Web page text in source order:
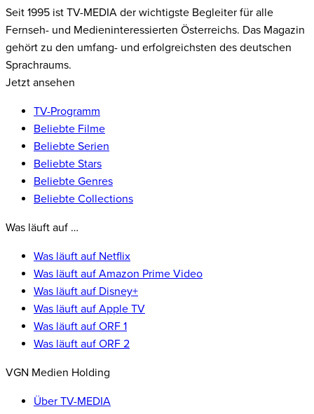
Seit 1995 ist TV-MEDIA der wichtigste Begleiter für alle
Fernseh- und Medieninteressierten Österreichs. Das Magazin
gehört zu den umfang- und erfolgreichsten des deutschen
Sprachraums.
Jetzt ansehen
TV-Programm
Beliebte Filme
Beliebte Serien
Beliebte Stars
Beliebte Genres
Beliebte Collections
Was läuft auf …
Was läuft auf Netflix
Was läuft auf Amazon Prime Video
Was läuft auf Disney+
Was läuft auf Apple TV
Was läuft auf ORF 1
Was läuft auf ORF 2
VGN Medien Holding
Über TV-MEDIA